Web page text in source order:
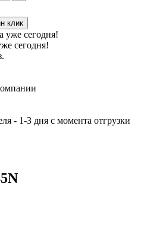
клик
сегодня!
- 1-3 дня с момента отгрузки